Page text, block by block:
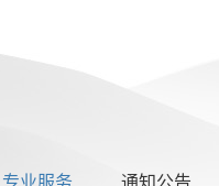
专业服务 通知公告